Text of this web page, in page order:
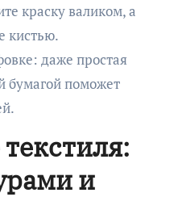
краску валиком, а
кистью.
даже простая
бумагой поможет
и